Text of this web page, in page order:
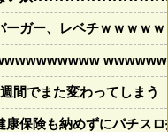
ーガー、レベチｗｗｗｗ
間でまた変わってしまう
康保険も納めずにパチス